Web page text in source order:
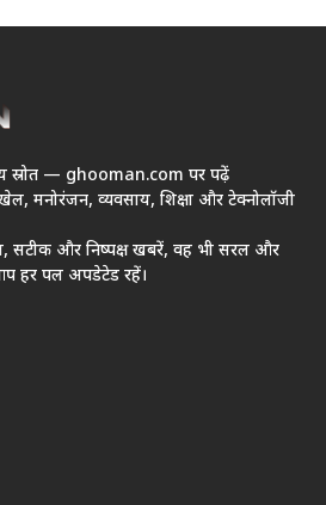
स्रोत — ghooman.com पर पढ़ें
खेल, मनोरंजन, व्यवसाय, शिक्षा और टेक्नोलॉजी
सटीक और निष्पक्ष खबरें, वह भी सरल और
हर पल अपडेटेड रहें।